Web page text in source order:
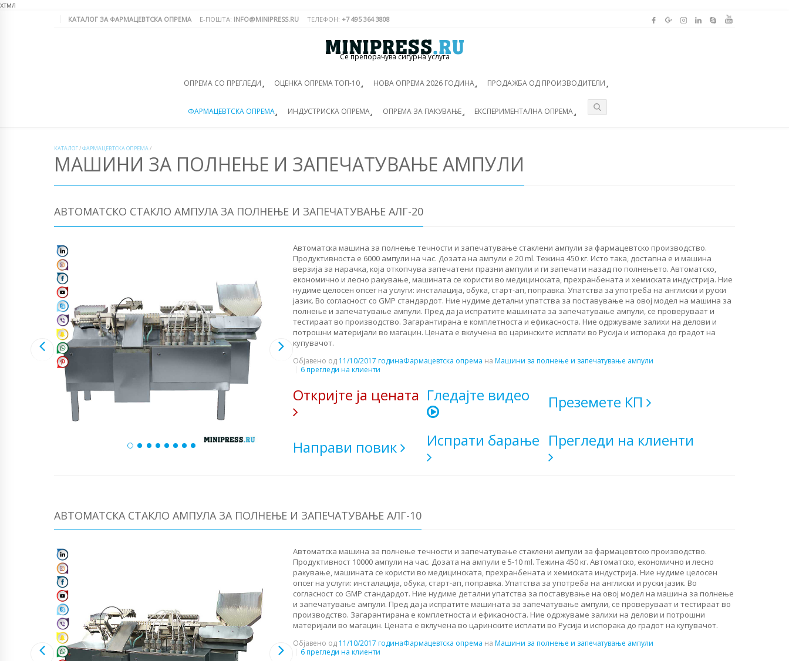
хтмл
КАТАЛОГ ЗА ФАРМАЦЕВТСКА ОПРЕМА Е-ПОШТА: INFO@MINIPRESS.RU ТЕЛЕФОН: +7 495 364 3808
Се препорачува сигурна услуга
ОПРЕМА СО ПРЕГЛЕДИ ОЦЕНКА ОПРЕМА ТОП-10 НОВА ОПРЕМА 2026 ГОДИНА ПРОДАЖБА ОД ПРОИЗВОДИТЕЛИ
ФАРМАЦЕВТСКА ОПРЕМА ИНДУСТРИСКА ОПРЕМА ОПРЕМА ЗА ПАКУВАЊЕ ЕКСПЕРИМЕНТАЛНА ОПРЕМА
КАТАЛОГ/ФАРМАЦЕВТСКА ОПРЕМА/
МАШИНИ ЗА ПОЛНЕЊЕ И ЗАПЕЧАТУВАЊЕ АМПУЛИ
АВТОМАТСКО СТАКЛО АМПУЛА ЗА ПОЛНЕЊЕ И ЗАПЕЧАТУВАЊЕ АЛГ-20
Автоматска машина за полнење течности и запечатување стаклени ампули за фармацевтско производство.
Продуктивноста е 6000 ампули на час. Дозата на ампули е 20 ml. Тежина 450 кг. Исто така, достапна е и машина
верзија за нарачка, која откопчува запечатени празни ампули и ги запечати назад по полнењето. Автоматско,
економично и лесно ракување, машината се користи во медицинската, прехранбената и хемиската индустрија. Ние
нудиме целосен опсег на услуги: инсталација, обука, старт-ап, поправка. Упатства за употреба на англиски и руски
јазик. Во согласност со GMP стандардот. Ние нудиме детални упатства за поставување на овој модел на машина за
полнење и запечатување ампули. Пред да ја испратите машината за запечатување ампули, се проверуваат и
тестираат во производство. Загарантирана е комплетноста и ефикасноста. Ние одржуваме залихи на делови и
потрошни материјали во магацин. Цената е вклучена во царинските исплати во Русија и испорака до градот на
купувачот.
Објавено од 11/10/2017 годинаФармацевтска опрема на Машини за полнење и запечатување ампули
6 прегледи на клиенти
Откријте ја цената Гледајте видео Преземете КП
Направи повик Испрати барање Прегледи на клиенти
АВТОМАТСКА СТАКЛО АМПУЛА ЗА ПОЛНЕЊЕ И ЗАПЕЧАТУВАЊЕ АЛГ-10
Автоматска машина за полнење течности и запечатување стаклени ампули за фармацевтско производство.
Продуктивност 10000 ампули на час. Дозата на ампули е 5-10 ml. Тежина 450 кг. Автоматско, економично и лесно
ракување, машината се користи во медицинската, прехранбената и хемиската индустрија. Ние нудиме целосен
опсег на услуги: инсталација, обука, старт-ап, поправка. Упатства за употреба на англиски и руски јазик. Во
согласност со GMP стандардот. Ние нудиме детални упатства за поставување на овој модел на машина за полнење
и запечатување ампули. Пред да ја испратите машината за запечатување ампули, се проверуваат и тестираат во
производство. Загарантирана е комплетноста и ефикасноста. Ние одржуваме залихи на делови и потрошни
материјали во магацин. Цената е вклучена во царинските исплати во Русија и испорака до градот на купувачот.
Објавено од 11/10/2017 годинаФармацевтска опрема на Машини за полнење и запечатување ампули
6 прегледи на клиенти